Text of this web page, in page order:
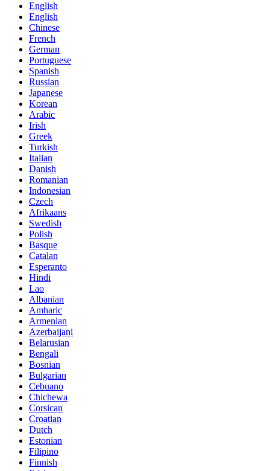
English
English
Chinese
French
German
Portuguese
Spanish
Russian
Japanese
Korean
Arabic
Irish
Greek
Turkish
Italian
Danish
Romanian
Indonesian
Czech
Afrikaans
Swedish
Polish
Basque
Catalan
Esperanto
Hindi
Lao
Albanian
Amharic
Armenian
Azerbaijani
Belarusian
Bengali
Bosnian
Bulgarian
Cebuano
Chichewa
Corsican
Croatian
Dutch
Estonian
Filipino
Finnish